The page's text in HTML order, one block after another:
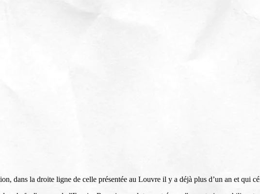
dans la droite ligne de celle présentée au Louvre il y a déjà plus d’un an et qui